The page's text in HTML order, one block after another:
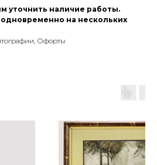
уточнить наличие работы.
на нескольких
Офорты